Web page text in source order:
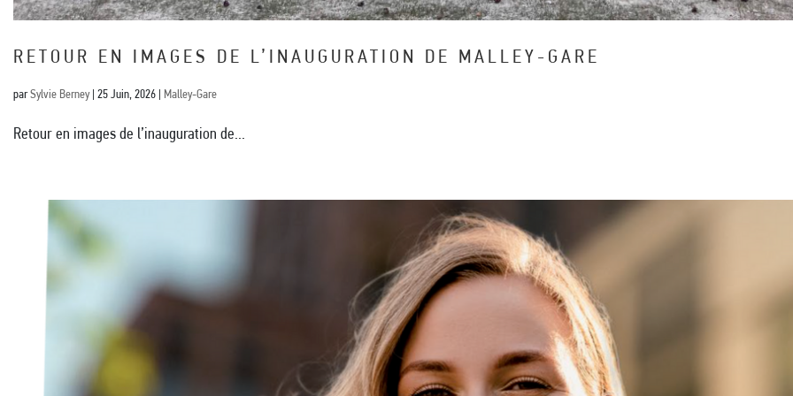
RETOUR EN IMAGES DE L’INAUGURATION DE MALLEY-GARE
parSylvie Berney| 25 Juin, 2026 Malley-Gare
Retour en images de l’inauguration de...